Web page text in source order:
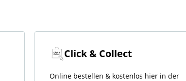
Click & Collect
Online bestellen & kostenlos hier in der